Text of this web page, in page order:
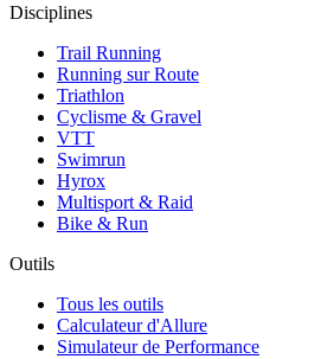
Disciplines
Trail Running
Running sur Route
Triathlon
Cyclisme & Gravel
VTT
Swimrun
Hyrox
Multisport & Raid
Bike & Run
Outils
Tous les outils
Calculateur d'Allure
Simulateur de Performance